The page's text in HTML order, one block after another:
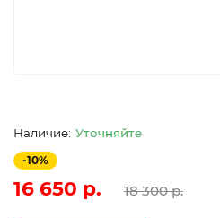
Уточняйте
-10%
16 650 р. 18 300 р.